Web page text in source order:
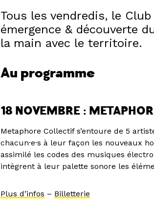
Tous les vendredis, le
émergence & découverte
la main avec le territoire.
Au programme
18 NOVEMBRE :
Metaphore Collectif s’entoure de 5
chacun·e·s à leur façon les nouveaux
assimilé les codes des musiques
intègrent à leur palette sonore les
Plus d’infos – Billetterie